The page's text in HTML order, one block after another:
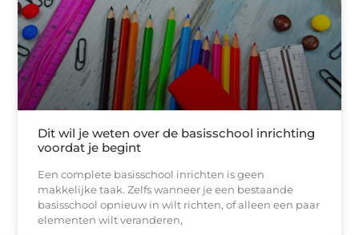
Dit wil je weten over de basisschool inrichting
voordat je begint
Een complete basisschool inrichten is geen
makkelijke taak. Zelfs wanneer je een bestaande
basisschool opnieuw in wilt richten, of alleen een paar
elementen wilt veranderen,